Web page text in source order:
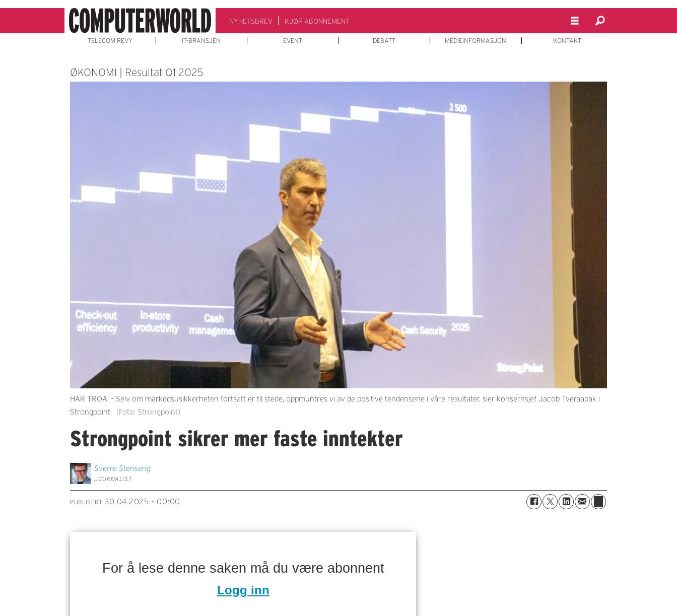
NYHETSBREV KJØP ABONNEMENT
TELECOM REVY IT-BRANSJEN EVENT DEBATT MEDIEINFORMASJON KONTAKT
ØKONOMI | Resultat Q1 2025
HAR TROA: – Selv om markedsusikkerheten fortsatt er til stede, oppmuntres vi av de positive tendensene i våre resultater, sier konsernsjef Jacob Tveraabak i
Strongpoint.
(Foto: Strongpoint)
Strongpoint sikrer mer faste inntekter
Sverre Stenseng
JOURNALIST
PUBLISERT 30.04.2025 - 00:00
For å lese denne saken må du være abonnent
Logg inn